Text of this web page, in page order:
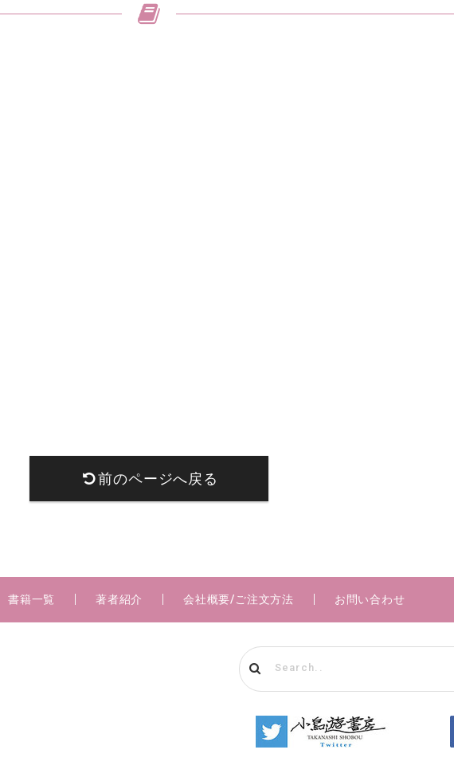
前のページへ戻る
書籍一覧 著者紹介 会社概要/ご注文方法 お問い合わせ